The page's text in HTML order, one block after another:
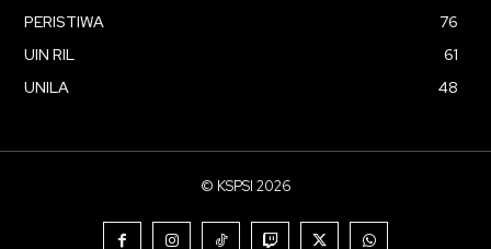
PERISTIWA
76
UIN RIL
61
UNILA
48
© KSPSI 2026